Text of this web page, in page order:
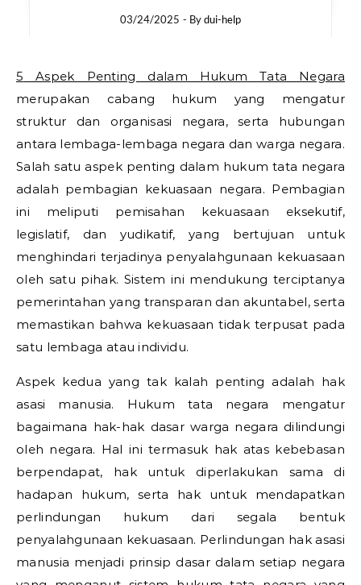
03/24/2025 - Bydui-help
5 Aspek Penting dalam Hukum Tata Negara
merupakan cabang hukum yang mengatur
struktur dan organisasi negara, serta hubungan
antara lembaga-lembaga negara dan warga negara.
Salah satu aspek penting dalam hukum tata negara
adalah pembagian kekuasaan negara. Pembagian
ini meliputi pemisahan kekuasaan eksekutif,
legislatif, dan yudikatif, yang bertujuan untuk
menghindari terjadinya penyalahgunaan kekuasaan
oleh satu pihak. Sistem ini mendukung terciptanya
pemerintahan yang transparan dan akuntabel, serta
memastikan bahwa kekuasaan tidak terpusat pada
satu lembaga atau individu.
Aspek kedua yang tak kalah penting adalah hak
asasi manusia. Hukum tata negara mengatur
bagaimana hak-hak dasar warga negara dilindungi
oleh negara. Hal ini termasuk hak atas kebebasan
berpendapat, hak untuk diperlakukan sama di
hadapan hukum, serta hak untuk mendapatkan
perlindungan hukum dari segala bentuk
penyalahgunaan kekuasaan. Perlindungan hak asasi
manusia menjadi prinsip dasar dalam setiap negara